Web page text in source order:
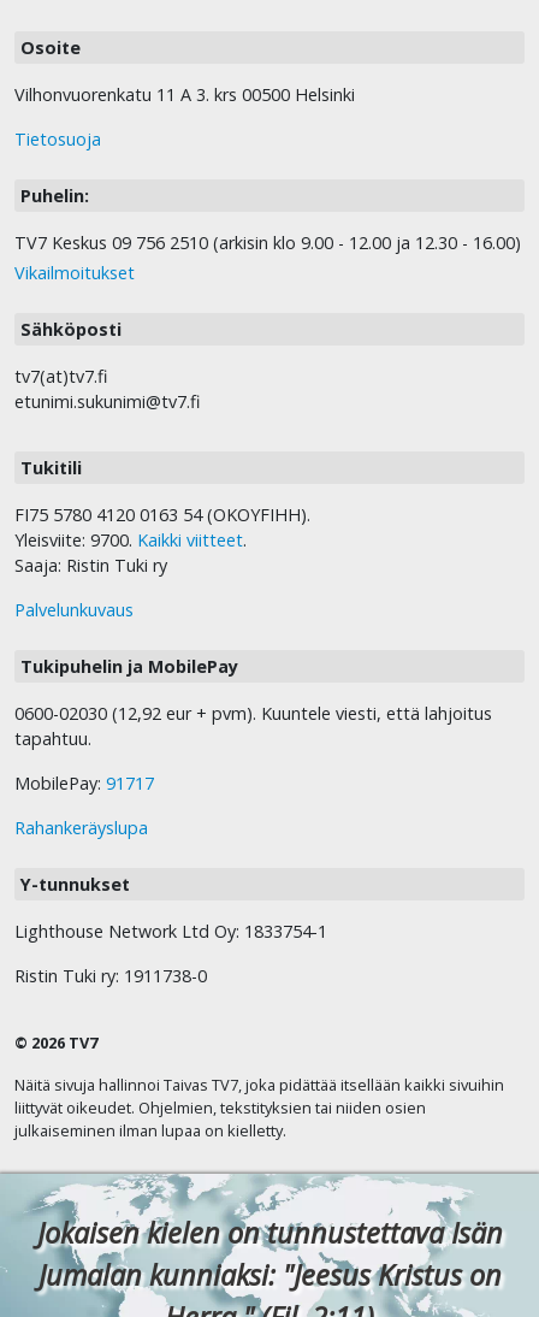
Osoite
Vilhonvuorenkatu 11 A 3. krs 00500 Helsinki
Tietosuoja
Puhelin:
TV7 Keskus 09 756 2510 (arkisin klo 9.00 - 12.00 ja 12.30 - 16.00)
Vikailmoitukset
Sähköposti
tv7(at)tv7.fi
etunimi.sukunimi@tv7.fi
Tukitili
FI75 5780 4120 0163 54 (OKOYFIHH).
Yleisviite: 9700. Kaikki viitteet.
Saaja: Ristin Tuki ry
Palvelunkuvaus
Tukipuhelin ja MobilePay
0600-02030 (12,92 eur + pvm). Kuuntele viesti, että lahjoitus
tapahtuu.
MobilePay: 91717
Rahankeräyslupa
Y-tunnukset
Lighthouse Network Ltd Oy: 1833754-1
Ristin Tuki ry: 1911738-0
© 2026 TV7
Näitä sivuja hallinnoi Taivas TV7, joka pidättää itsellään kaikki sivuihin
liittyvät oikeudet. Ohjelmien, tekstityksien tai niiden osien
julkaiseminen ilman lupaa on kielletty.
Jokaisen kielen on tunnustettava Isän
Jumalan kunniaksi: "Jeesus Kristus on